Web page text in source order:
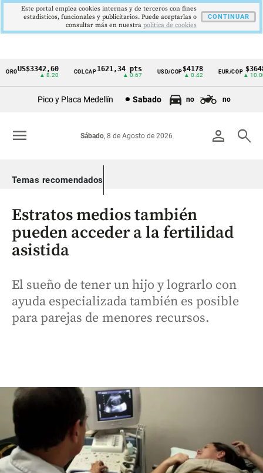
Cintillo
Colombia
US$3342,60
▲ 8.20
COLCAP1621,34 pts
▲ 0.67
USD/COP$4178
▲ 0.42
EUR/COP $3648
▲ 10.00
Pico y Placa Medellín Sabado no no
person search
Sábado, 8 de Agosto de 2026
menu
Temas recomendados
Estratos medios también
pueden acceder a la fertilidad
asistida
El sueño de tener un hijo y lograrlo con
ayuda especializada también es posible
para parejas de menores recursos.
Este portal emplea cookies internas y de terceros con fines
estadísticos, funcionales y publicitarios. Puede aceptarlas o
consultar más en nuestra politica de cookies
CONTINUAR